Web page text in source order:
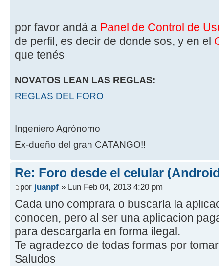
por favor andá a Panel de Control de
de perfil, es decir de donde sos, y en el
que tenés
NOVATOS LEAN LAS REGLAS:
REGLAS DEL FORO
Ingeniero Agrónomo
Ex-dueño del gran CATANGO!!
Re: Foro desde el celular
por juanpf » Lun Feb 04, 2013 4:20 pm
Cada uno comprara o buscarla la
conocen, pero al ser una aplicacion
para descargarla en forma ilegal.
Te agradezco de todas formas por
Saludos